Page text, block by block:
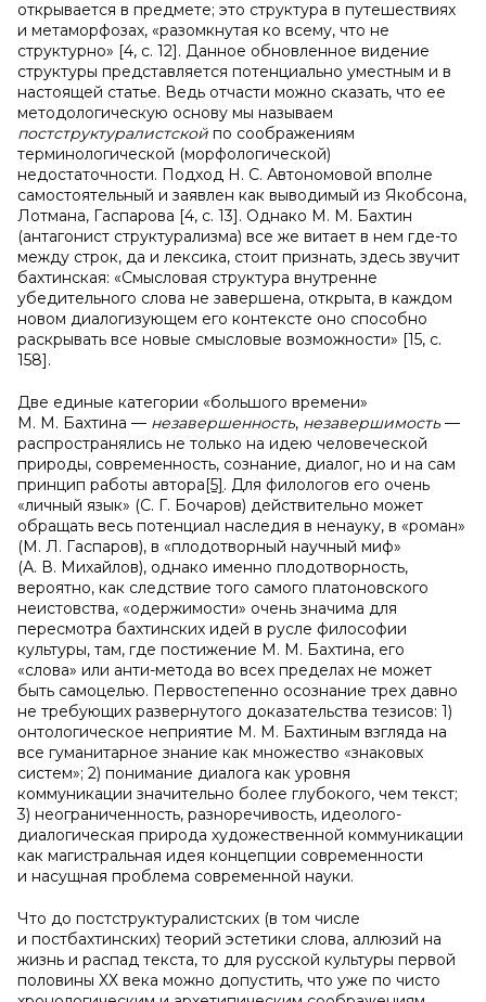
открывается в предмете; это структура в путешествиях
и метаморфозах, «разомкнутая ко всему, что не
структурно» [4, c. 12]. Данное обновленное видение
структуры представляется потенциально уместным и в
настоящей статье. Ведь отчасти можно сказать, что ее
методологическую основу мы называем
постструктуралистской по соображениям
терминологической (морфологической)
недостаточности. Подход Н. С. Автономовой вполне
самостоятельный и заявлен как выводимый из Якобсона,
Лотмана, Гаспарова [4, c. 13]. Однако М. М. Бахтин
(антагонист структурализма) все же витает в нем где-то
между строк, да и лексика, стоит признать, здесь звучит
бахтинская: «Смысловая структура внутренне
убедительного слова не завершена, открыта, в каждом
новом диалогизующем его контексте оно способно
раскрывать все новые смысловые возможности» [15, c.
158].
Две единые категории «большого времени»
М. М. Бахтина — незавершенность, незавершимость —
распространялись не только на идею человеческой
природы, современность, сознание, диалог, но и на сам
принцип работы автора[5]. Для филологов его очень
«личный язык» (С. Г. Бочаров) действительно может
обращать весь потенциал наследия в ненауку, в «роман»
(М. Л. Гаспаров), в «плодотворный научный миф»
(А. В. Михайлов), однако именно плодотворность,
вероятно, как следствие того самого платоновского
неистовства, «одержимости» очень значима для
пересмотра бахтинских идей в русле философии
культуры, там, где постижение М. М. Бахтина, его
«слова» или анти-метода во всех пределах не может
быть самоцелью. Первостепенно осознание трех давно
не требующих развернутого доказательства тезисов: 1)
онтологическое неприятие М. М. Бахтиным взгляда на
все гуманитарное знание как множество «знаковых
систем»; 2) понимание диалога как уровня
коммуникации значительно более глубокого, чем текст;
3) неограниченность, разноречивость, идеолого-
диалогическая природа художественной коммуникации
как магистральная идея концепции современности
и насущная проблема современной науки.
Что до постструктуралистских (в том числе
и постбахтинских) теорий эстетики слова, аллюзий на
жизнь и распад текста, то для русской культуры первой
половины ХХ века можно допустить, что уже по чисто